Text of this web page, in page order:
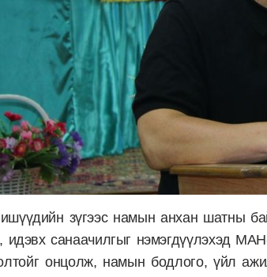
зүгээс намын анхан шатны
идэвх санаачилгыг нэмэгдүүлэхэд
онцолж, намын бодлого, үйл